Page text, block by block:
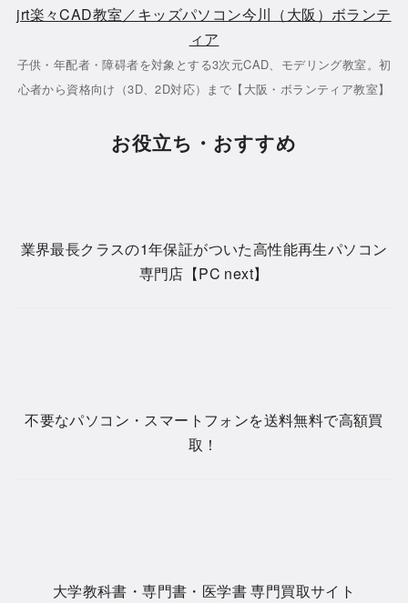
jrt楽々CAD教室／キッズパソコン今川（大阪）ボランテ
ィア
子供・年配者・障碍者を対象とする3次元CAD、モデリング教室。初
心者から資格向け（3D、2D対応）まで【大阪・ボランティア教室】
お役立ち・おすすめ
業界最長クラスの1年保証がついた高性能再生パソコン
専門店【PC next】
不要なパソコン・スマートフォンを送料無料で高額買
取！
大学教科書・専門書・医学書 専門買取サイト